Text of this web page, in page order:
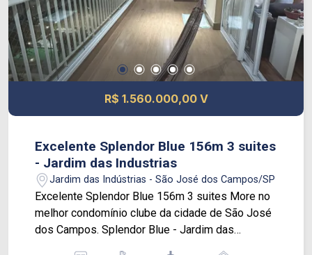
- Pet place e dog wash - Casa de campo
multiuso - Wi-fi nas áreas comuns
R$ 1.560.000,00 V
Excelente Splendor Blue 156m 3 suites
- Jardim das Industrias
Jardim das Indústrias - São José dos Campos/SP
Excelente Splendor Blue 156m 3 suites More no
melhor condomínio clube da cidade de São José
dos Campos. Splendor Blue - Jardim das